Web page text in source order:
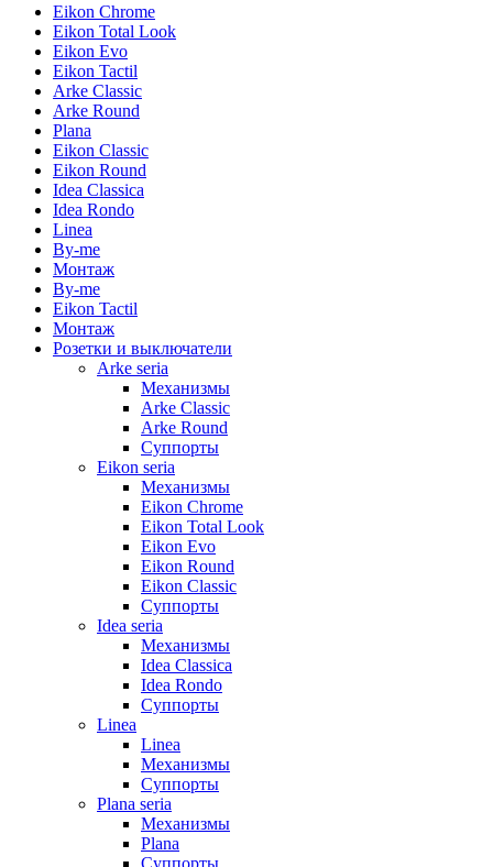
Eikon Chrome
Eikon Total Look
Eikon Evo
Eikon Tactil
Arke Classic
Arke Round
Plana
Eikon Classic
Eikon Round
Idea Classica
Idea Rondo
Linea
By-me
Монтаж
By-me
Eikon Tactil
Монтаж
Розетки и выключатели
Arke seria
Механизмы
Arke Classic
Arke Round
Суппорты
Eikon seria
Механизмы
Eikon Chrome
Eikon Total Look
Eikon Evo
Eikon Round
Eikon Classic
Суппорты
Idea seria
Механизмы
Idea Classica
Idea Rondo
Суппорты
Linea
Linea
Механизмы
Суппорты
Plana seria
Механизмы
Plana
Суппорты